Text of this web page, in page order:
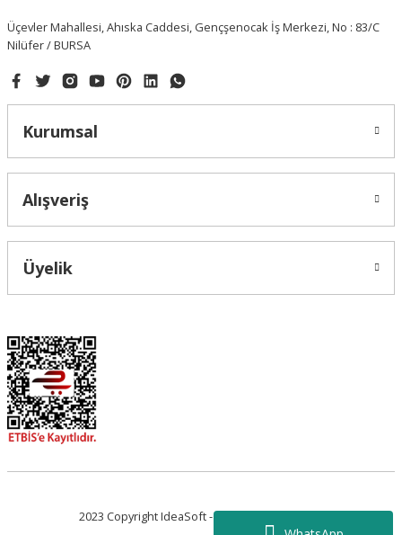
Üçevler Mahallesi, Ahıska Caddesi, Gençşenocak İş Merkezi, No : 83/C
Nilüfer / BURSA
Kurumsal
Alışveriş
Üyelik
2023 Copyright IdeaSoft - Tüm Hakları Saklıdır.